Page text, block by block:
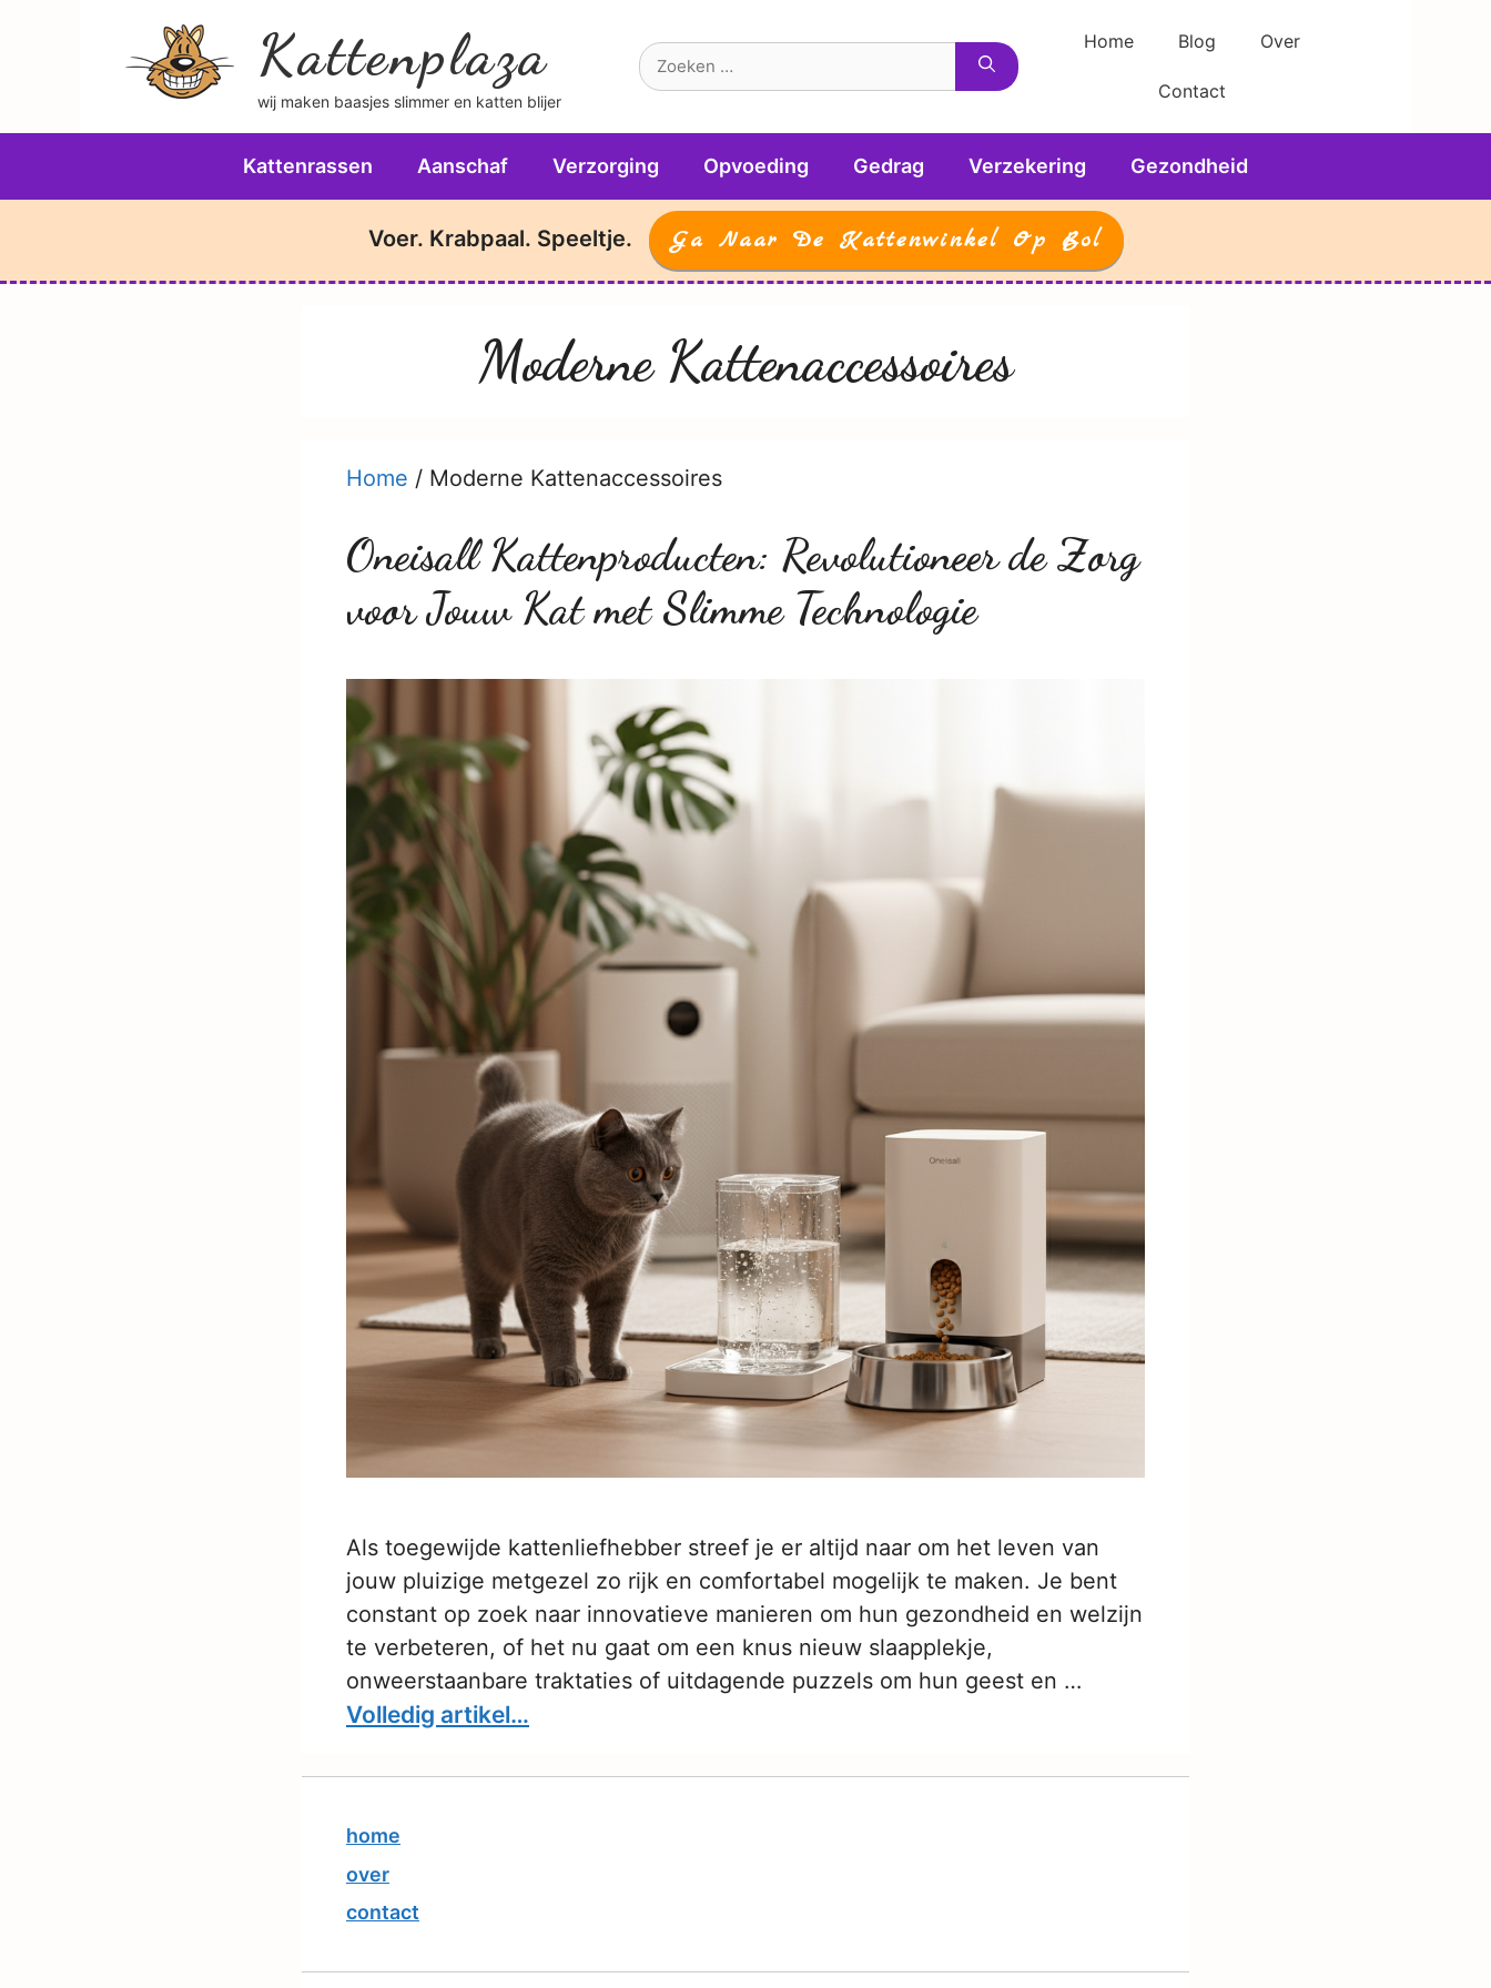
Kattenplaza
wij maken baasjes slimmer en katten blijer
Home Blog Over
Contact
Kattenrassen Aanschaf Verzorging Opvoeding Gedrag Verzekering Gezondheid
Voer. Krabpaal. Speeltje. Ga Naar De Kattenwinkel Op Bol
Moderne Kattenaccessoires
Home / Moderne Kattenaccessoires
Oneisall Kattenproducten: Revolutioneer de Zorg
voor Jouw Kat met Slimme Technologie
Als toegewijde kattenliefhebber streef je er altijd naar om het leven van
jouw pluizige metgezel zo rijk en comfortabel mogelijk te maken. Je bent
constant op zoek naar innovatieve manieren om hun gezondheid en welzijn
te verbeteren, of het nu gaat om een knus nieuw slaapplekje,
onweerstaanbare traktaties of uitdagende puzzels om hun geest en …
Volledig artikel…
home
over
contact